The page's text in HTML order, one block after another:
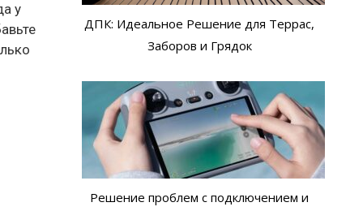
у
ДПК: Идеальное Решение для Террас,
Заборов и Грядок
Решение проблем с подключением и